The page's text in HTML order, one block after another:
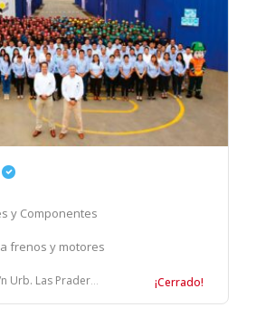
y Componentes
frenos y motores
de Lurín, Lurín, Lima – Perú. ¡Cerrado!